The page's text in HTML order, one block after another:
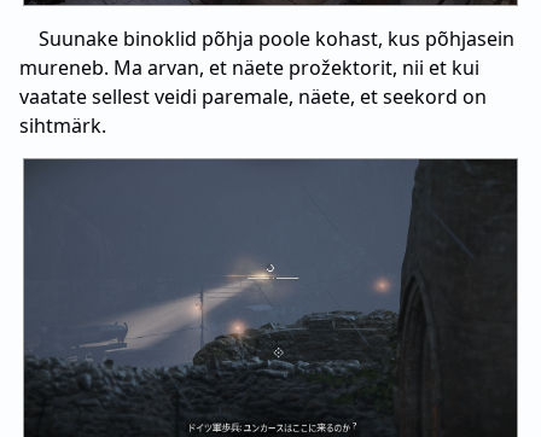
Suunake binoklid põhja poole kohast, kus põhjasein
mureneb. Ma arvan, et näete prožektorit, nii et kui
vaatate sellest veidi paremale, näete, et seekord on
sihtmärk.